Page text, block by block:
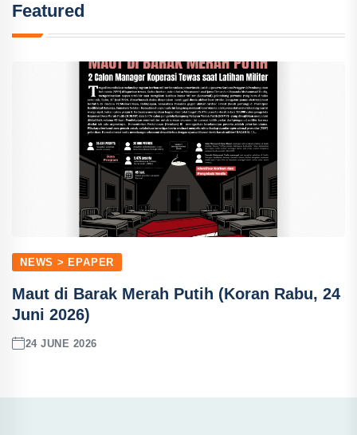
Featured
NEWS > EPAPER
Maut di Barak Merah Putih (Koran Rabu, 24
Juni 2026)
24 JUNE 2026